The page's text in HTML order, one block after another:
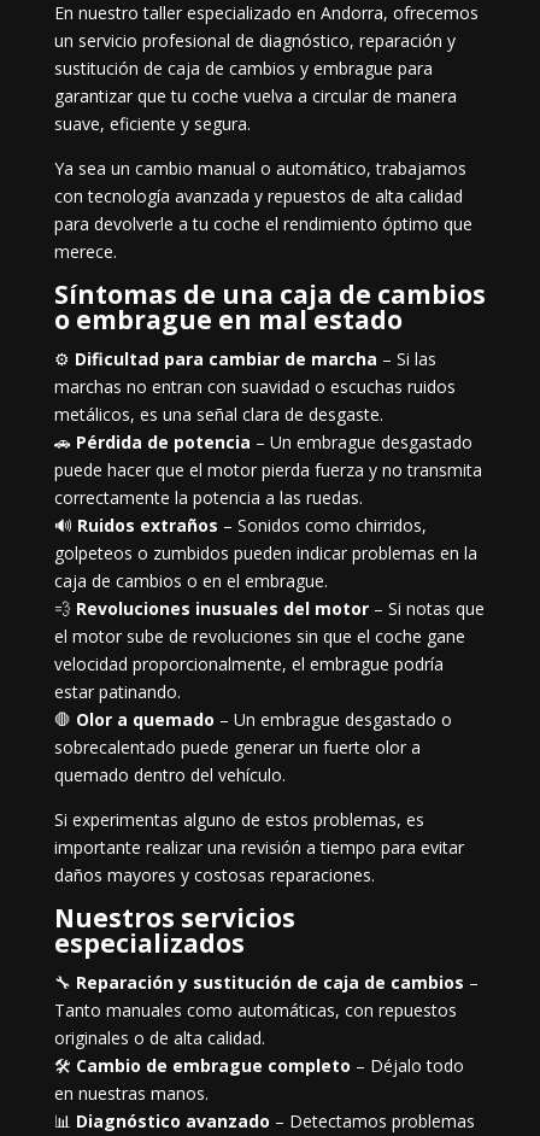
En nuestro taller especializado en Andorra, ofrecemos
un servicio profesional de diagnóstico, reparación y
sustitución de caja de cambios y embrague para
garantizar que tu coche vuelva a circular de manera
suave, eficiente y segura.
Ya sea un cambio manual o automático, trabajamos
con tecnología avanzada y repuestos de alta calidad
para devolverle a tu coche el rendimiento óptimo que
merece.
Síntomas de una caja de cambios
o embrague en mal estado
⚙️ Dificultad para cambiar de marcha – Si las
marchas no entran con suavidad o escuchas ruidos
metálicos, es una señal clara de desgaste.
🚗 Pérdida de potencia – Un embrague desgastado
puede hacer que el motor pierda fuerza y no transmita
correctamente la potencia a las ruedas.
🔊 Ruidos extraños – Sonidos como chirridos,
golpeteos o zumbidos pueden indicar problemas en la
caja de cambios o en el embrague.
💨 Revoluciones inusuales del motor– Si notas que
el motor sube de revoluciones sin que el coche gane
velocidad proporcionalmente, el embrague podría
estar patinando.
🛑 Olor a quemado – Un embrague desgastado o
sobrecalentado puede generar un fuerte olor a
quemado dentro del vehículo.
Si experimentas alguno de estos problemas, es
importante realizar una revisión a tiempo para evitar
daños mayores y costosas reparaciones.
Nuestros servicios
especializados
🔧 Reparación y sustitución de caja de cambios –
Tanto manuales como automáticas, con repuestos
originales o de alta calidad.
🛠️ Cambio de embrague completo – Déjalo todo
en nuestras manos.
📊 Diagnóstico avanzado – Detectamos problemas